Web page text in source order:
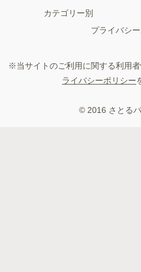
カテゴリー別
プライバシ
※当サイトのご利用に関する利用者
ライバシーポリシー
© 2016 さとる